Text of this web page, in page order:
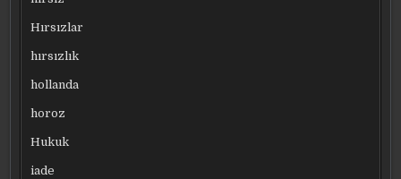
Hırsızlar
hırsızlık
hollanda
horoz
Hukuk
iade